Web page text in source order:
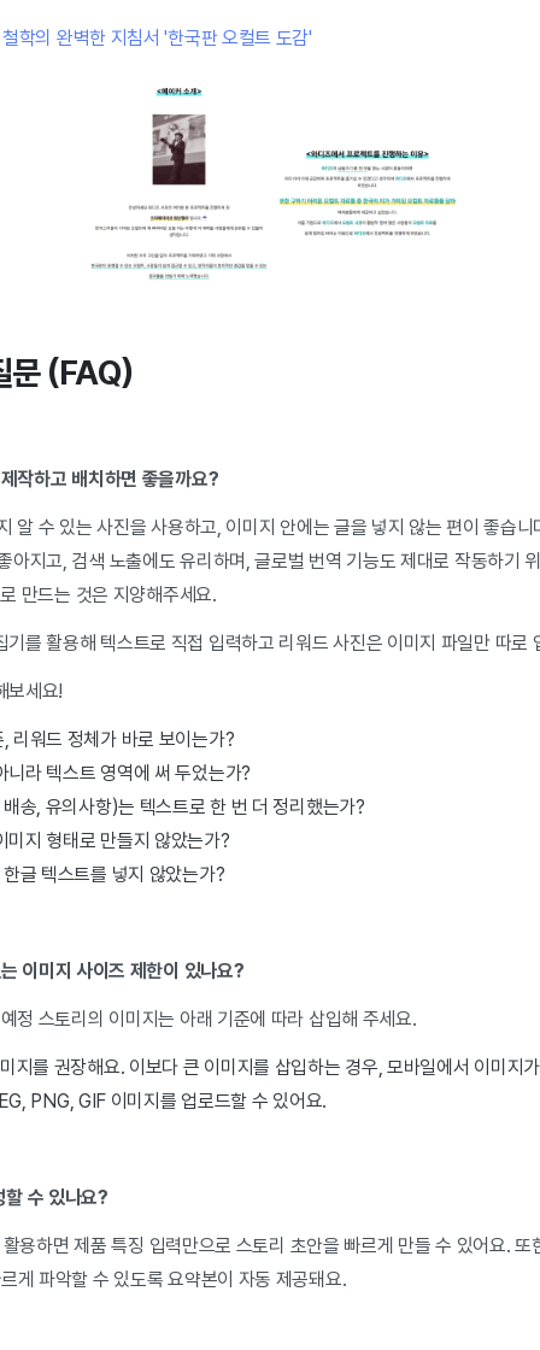
학의 완벽한 지침서 '한국판 오컬트 도감'
문 (FAQ)
작하고 배치하면 좋을까요?
알 수 있는 사진을 사용하고, 이미지 안에는 글을 넣지 않는 편이 좋습
아지고, 검색 노출에도 유리하며, 글로벌 번역 기능도 제대로 작동하기
만드는 것은 지양해주세요.
기를 활용해 텍스트로 직접 입력하고 리워드 사진은 이미지 파일만 따로
보세요!
리워드 정체가 바로 보이는가?
니라 텍스트 영역에 써 두었는가?
송, 유의사항)는 텍스트로 한 번 더 정리했는가?
미지 형태로 만들지 않았는가?
글 텍스트를 넣지 않았는가?
이미지 사이즈 제한이 있나요?
정 스토리의 이미지는 아래 기준에 따라 삽입해 주세요.
지를 권장해요. 이보다 큰 이미지를 삽입하는 경우, 모바일에서 이미지
PNG, GIF 이미지를 업로드할 수 있어요.
수 있나요?
용하면 제품 특징 입력만으로 스토리 초안을 빠르게 만들 수 있어요. 또
게 파악할 수 있도록 요약본이 자동 제공돼요.